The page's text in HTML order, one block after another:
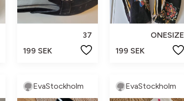
37
199 SEK
ONESIZE
199 SEK
EvaStockholm EvaStockholm